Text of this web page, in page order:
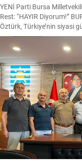
YENİ Parti Bursa
Rest: “HAYIR Diyorum!”
Öztürk, Türkiye’nin siyasi
haline gelen “Çerçeve
açıklama yaptı. Öztürk,
biçimde karşı çıkarak,